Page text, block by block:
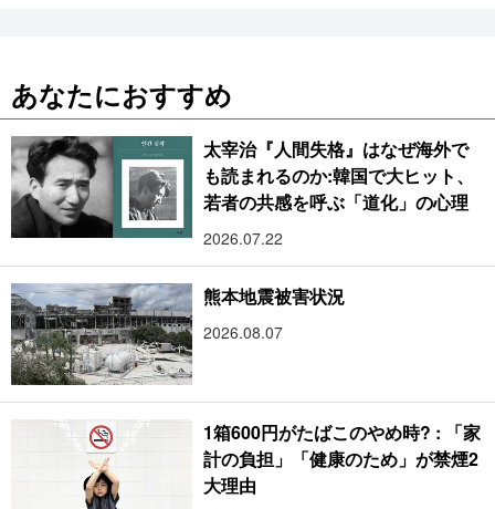
あなたにおすすめ
太宰治『人間失格』はなぜ海外で
も読まれるのか:韓国で大ヒット、
若者の共感を呼ぶ「道化」の心理
2026.07.22
熊本地震被害状況
2026.08.07
1箱600円がたばこのやめ時? : 「家
計の負担」「健康のため」が禁煙2
大理由